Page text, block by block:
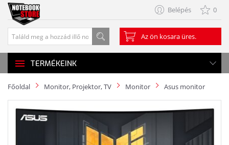
Belépés 0
Az ön kosara üres.
TERMÉKEINK
Főoldal Monitor, Projektor, TV Monitor Asus monitor